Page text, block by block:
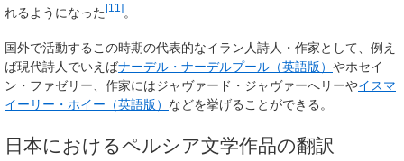
れるようになった[11 ]。
国外で活動するこの時期の代表的なイラン人詩人・作家として、例え
ば現代詩人でいえばナーデル・ナーデルプール （英語版） やホセイ
ン・ファゼリー、作家にはジャヴァード・ジャヴァーへリーやイスマ
イーリー・ホイー （英語版） などを挙げることができる。
日本におけるペルシア文学作品の翻訳